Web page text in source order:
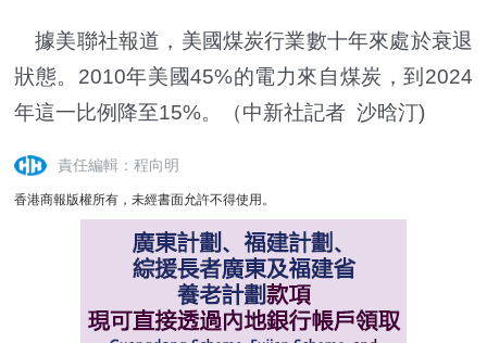
據美聯社報道，美國煤炭行業數十年來處於衰退
狀態。2010年美國45%的電力來自煤炭，到2024
年這一比例降至15%。（中新社記者 沙晗汀)
責任編輯：程向明
香港商報版權所有，未經書面允許不得使用。